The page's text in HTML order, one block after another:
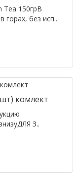
Tea 150грВ
горах, без исп..
комлект
З..